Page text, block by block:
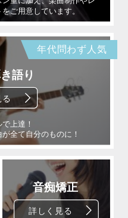
年代問わず人気